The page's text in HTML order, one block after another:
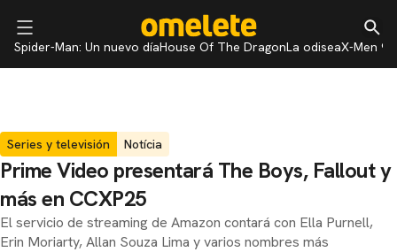
Spider-Man: Un nuevo díaHouse Of The DragonLa odiseaX-Men 97
Series y televisión Notícia
Prime Video presentará The Boys, Fallout y
más en CCXP25
El servicio de streaming de Amazon contará con Ella Purnell,
Erin Moriarty, Allan Souza Lima y varios nombres más